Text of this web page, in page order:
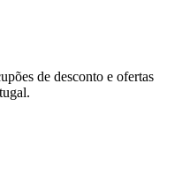
de desconto e ofertas